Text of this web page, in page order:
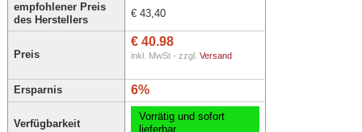
empfohlener Preis
des Herstellers
€ 43,40
Preis
€ 40.98
inkl. MwSt - zzgl. Versand
Ersparnis 6%
Verfügbarkeit
Vorrätig und sofort
lieferbar.